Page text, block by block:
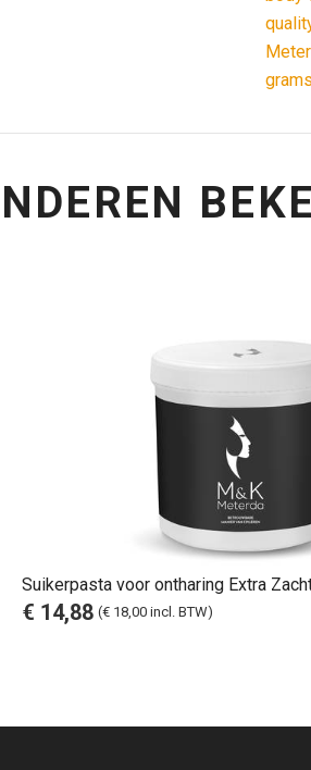
grams
Suikerpasta voor ontharing Extra
€ 14,88 (€ 18,00 incl. BTW)